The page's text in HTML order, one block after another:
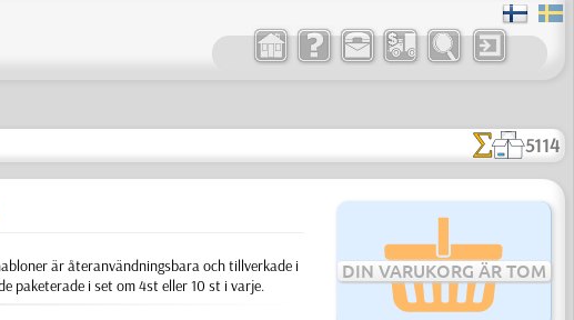
5114
DIN VARUKORG ÄR TOM
är återanvändningsbara och tillverkade i
paketerade i set om 4st eller 10 st i varje.